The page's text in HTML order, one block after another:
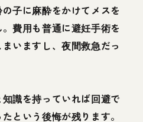
子に麻酔をかけてメスを
費用も普通に避妊手術を
いますし、夜間救急だっ
識を持っていれば回避で
という後悔が残ります。